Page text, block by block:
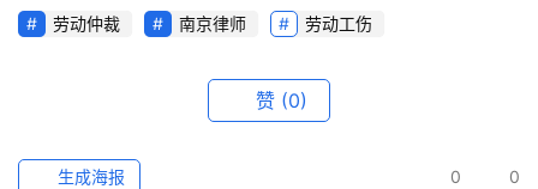
劳动仲裁 南京律师 劳动工伤
赞 (0)
0 0
生成海报